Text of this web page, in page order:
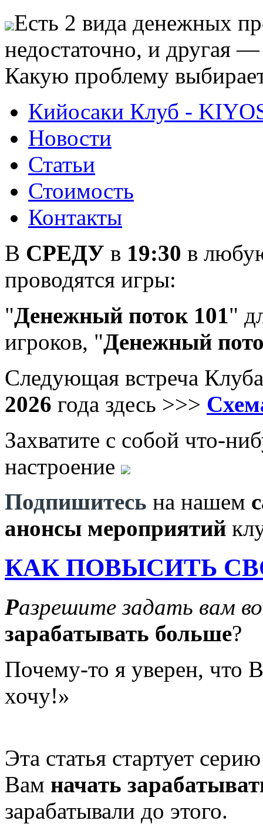
Есть 2 вида денежных
недостаточно, и другая
Какую проблему
Кийосаки Клуб -
Новости
Статьи
Стоимость
Контакты
В СРЕДУ в 19:30 в
проводятся игры:
"Денежный поток 101"
игроков, "Денежный
Следующая встреча
2026 года здесь >>>
Захватите с собой что-
настроение
Подпишитесь на нашем
анонсы мероприятий
КАК ПОВЫСИТЬ
Разрешите задать вам
зарабатывать больше?
Почему-то я уверен, что
хочу!»
Эта статья стартует
Вам начать
зарабатывали до этого.